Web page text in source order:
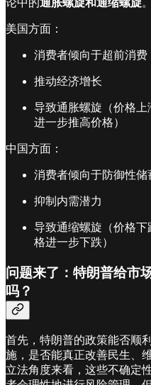
论中的 通胀螺旋和通缩螺旋。
美国方面：
消费者倾向于超前消费
推动经济增长
导致通胀螺旋（价格
进一步推高价格）
中国方面：
消费者倾向于防御性储
抑制内需潜力
导致通缩螺旋（价格
格进一步下跌）
问题来了：特朗普给市
吗？
首先，特朗普的政策能否顺
施，是否能真正改善民生、
立法角度来看，这些不确定